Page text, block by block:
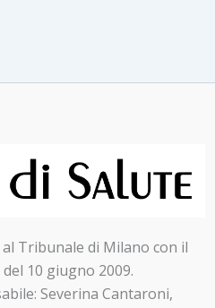
Tribunale di Milano con il
10 giugno 2009.
Severina Cantaroni,